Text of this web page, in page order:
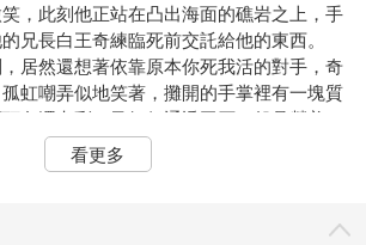
，此刻他正站在凸出海面的礁岩之上，手
兄長白王奇練臨死前交託給他的東西。
居然還想著依靠原本你死我活的對手，奇
虹嘲弄似地笑著，攤開的手掌裡有一塊質
色澤七彩，又好似通透玉石一般晶瑩美
看人，或者說，你一直活得太清高了。」
看更多